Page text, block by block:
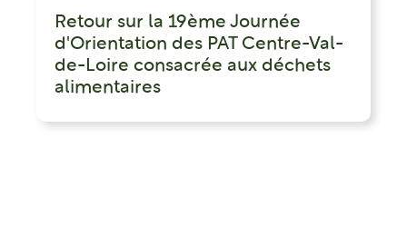
Retour sur la 19ème Journée
d'Orientation des PAT Centre-Val-
de-Loire consacrée aux déchets
alimentaires